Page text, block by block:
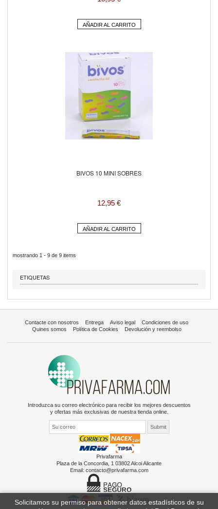
AÑADIR AL CARRITO
BIVOS 10 MINI SOBRES
12,95 €
AÑADIR AL CARRITO
mostrando 1 - 9 de 9 items
ETIQUETAS
Contacte con nosotros Entrega Aviso legal
Condiciones de uso
Quines somos
Política de Cookies Devolución y reembolso
Introduzca su correo electrónico para recibir los mejores descuentos
y ofertas más exclusivas de nuestra tienda online.
Privafarma
Plaza de la Concordia, 1 03802 Alcoi Alicante
Email: contacto@privafarma.com
Solicitamos su permiso para obtener datos estadísticos de su